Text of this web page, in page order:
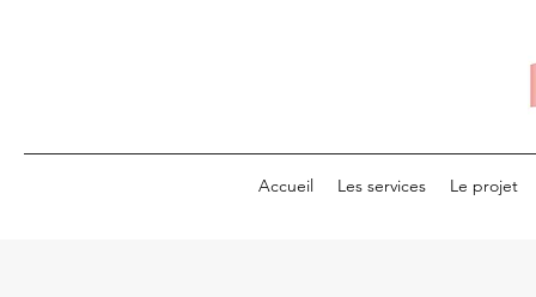
Accueil Les services Le projet